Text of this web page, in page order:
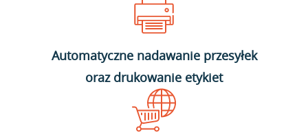
Automatyczne nadawanie przesyłek
oraz drukowanie etykiet